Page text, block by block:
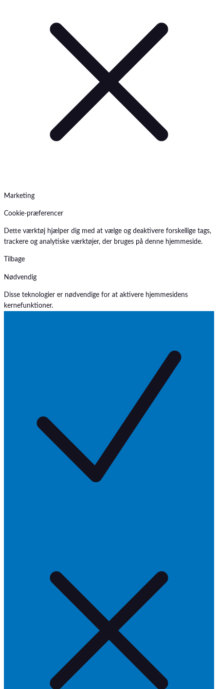
Marketing
Cookie-præferencer
Dette værktøj hjælper dig med at vælge og deaktivere forskellige tags,
trackere og analytiske værktøjer, der bruges på denne hjemmeside.
Tilbage
Nødvendig
Disse teknologier er nødvendige for at aktivere hjemmesidens
kernefunktioner.